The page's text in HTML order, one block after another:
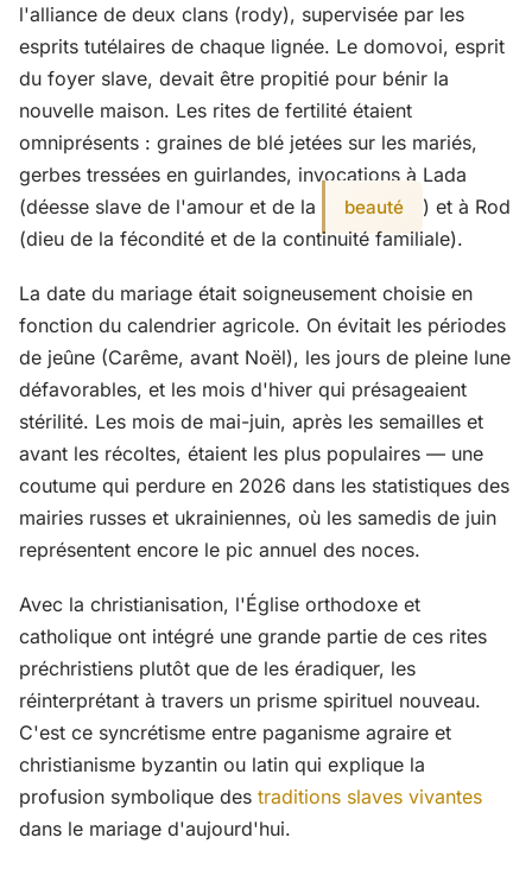
l'alliance de deux clans (rody), supervisée par les
esprits tutélaires de chaque lignée. Le domovoi, esprit
du foyer slave, devait être propitié pour bénir la
nouvelle maison. Les rites de fertilité étaient
omniprésents : graines de blé jetées sur les mariés,
gerbes tressées en guirlandes, invocations à Lada
(déesse slave de l'amour et de la
beauté
) et à Rod
(dieu de la fécondité et de la continuité familiale).
La date du mariage était soigneusement choisie en
fonction du calendrier agricole. On évitait les périodes
de jeûne (Carême, avant Noël), les jours de pleine lune
défavorables, et les mois d'hiver qui présageaient
stérilité. Les mois de mai-juin, après les semailles et
avant les récoltes, étaient les plus populaires — une
coutume qui perdure en 2026 dans les statistiques des
mairies russes et ukrainiennes, où les samedis de juin
représentent encore le pic annuel des noces.
Avec la christianisation, l'Église orthodoxe et
catholique ont intégré une grande partie de ces rites
préchristiens plutôt que de les éradiquer, les
réinterprétant à travers un prisme spirituel nouveau.
C'est ce syncrétisme entre paganisme agraire et
christianisme byzantin ou latin qui explique la
profusion symbolique des traditions slaves vivantes
dans le mariage d'aujourd'hui.